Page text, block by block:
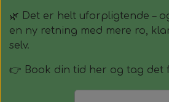
🌿 Det er helt uforpligtende –
en ny retning med mere ro,
selv.
👉 Book din tid her og tag det